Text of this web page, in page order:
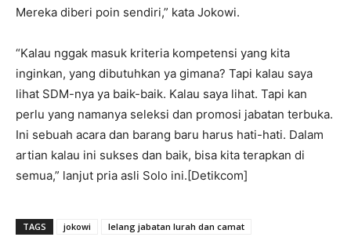
Mereka diberi poin sendiri,” kata Jokowi.
“Kalau nggak masuk kriteria kompetensi yang kita
inginkan, yang dibutuhkan ya gimana? Tapi kalau saya
lihat SDM-nya ya baik-baik. Kalau saya lihat. Tapi kan
perlu yang namanya seleksi dan promosi jabatan terbuka.
Ini sebuah acara dan barang baru harus hati-hati. Dalam
artian kalau ini sukses dan baik, bisa kita terapkan di
semua,” lanjut pria asli Solo ini.[Detikcom]
TAGS jokowi lelang jabatan lurah dan camat